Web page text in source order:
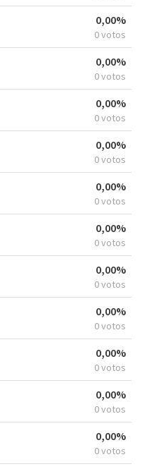
0,00%
0 votos
0,00%
0 votos
0,00%
0 votos
0,00%
0 votos
0,00%
0 votos
0,00%
0 votos
0,00%
0 votos
0,00%
0 votos
0,00%
0 votos
0,00%
0 votos
0,00%
0 votos